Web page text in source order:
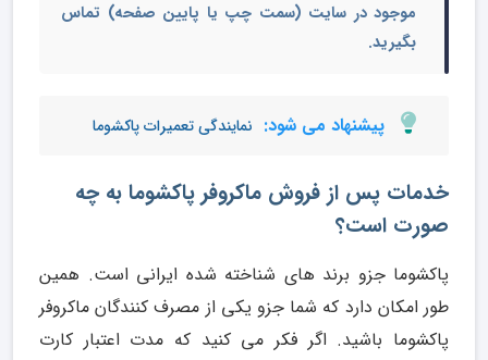
موجود در سایت (سمت چپ یا پایین صفحه) تماس
بگیرید.
پیشنهاد می شود: نمایندگی تعمیرات پاکشوما
خدمات پس از فروش ماکروفر پاکشوما به چه
صورت است؟
پاکشوما جزو برند های شناخته شده ایرانی است. همین
طور امکان دارد که شما جزو یکی از مصرف کنندگان ماکروفر
پاکشوما باشید. اگر فکر می کنید که مدت اعتبار کارت